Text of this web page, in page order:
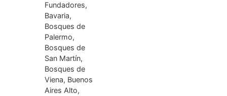
Fundadores,
Bavaria,
Bosques de
Palermo,
Bosques de
San Martín,
Bosques de
Viena, Buenos
Aires Alto,